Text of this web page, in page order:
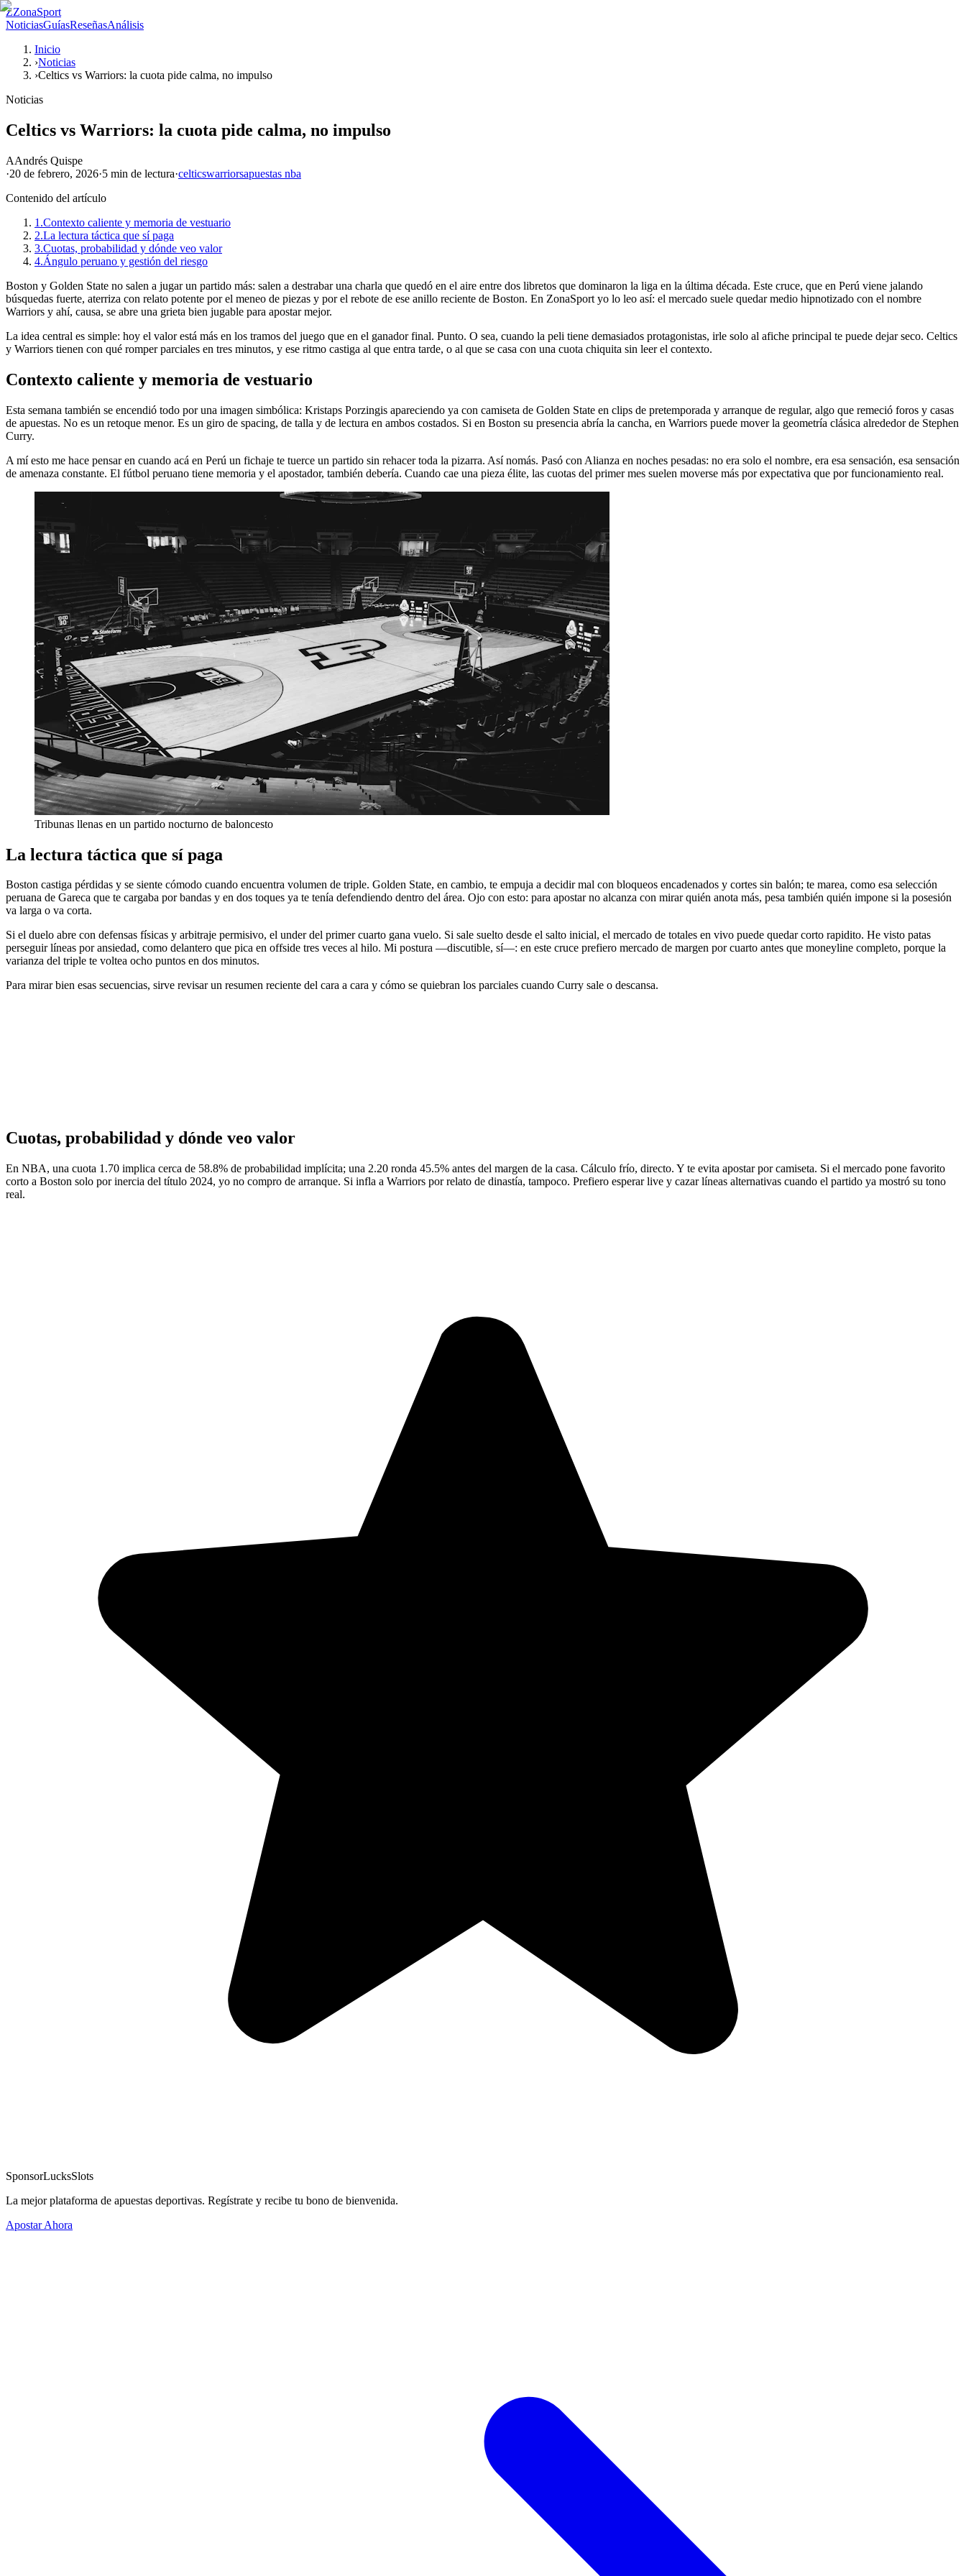
ZZonaSport
NoticiasGuíasReseñasAnálisis
Inicio
›Noticias
›Celtics vs Warriors: la cuota pide calma, no impulso
Noticias
Celtics vs Warriors: la cuota pide calma, no impulso
AAndrés Quispe
·20 de febrero, 2026·5 min de lectura·celticswarriorsapuestas nba
Contenido del artículo
1.Contexto caliente y memoria de vestuario
2.La lectura táctica que sí paga
3.Cuotas, probabilidad y dónde veo valor
4.Ángulo peruano y gestión del riesgo
Boston y Golden State no salen a jugar un partido más: salen a destrabar una charla que quedó en el aire entre dos libretos que dominaron la liga en la última década. Este cruce, que en Perú viene jalando
búsquedas fuerte, aterriza con relato potente por el meneo de piezas y por el rebote de ese anillo reciente de Boston. En ZonaSport yo lo leo así: el mercado suele quedar medio hipnotizado con el nombre
Warriors y ahí, causa, se abre una grieta bien jugable para apostar mejor.
La idea central es simple: hoy el valor está más en los tramos del juego que en el ganador final. Punto. O sea, cuando la peli tiene demasiados protagonistas, irle solo al afiche principal te puede dejar seco. Celtics
y Warriors tienen con qué romper parciales en tres minutos, y ese ritmo castiga al que entra tarde, o al que se casa con una cuota chiquita sin leer el contexto.
Contexto caliente y memoria de vestuario
Esta semana también se encendió todo por una imagen simbólica: Kristaps Porzingis apareciendo ya con camiseta de Golden State en clips de pretemporada y arranque de regular, algo que remeció foros y casas
de apuestas. No es un retoque menor. Es un giro de spacing, de talla y de lectura en ambos costados. Si en Boston su presencia abría la cancha, en Warriors puede mover la geometría clásica alrededor de Stephen
Curry.
A mí esto me hace pensar en cuando acá en Perú un fichaje te tuerce un partido sin rehacer toda la pizarra. Así nomás. Pasó con Alianza en noches pesadas: no era solo el nombre, era esa sensación, esa sensación
de amenaza constante. El fútbol peruano tiene memoria y el apostador, también debería. Cuando cae una pieza élite, las cuotas del primer mes suelen moverse más por expectativa que por funcionamiento real.
Tribunas llenas en un partido nocturno de baloncesto
La lectura táctica que sí paga
Boston castiga pérdidas y se siente cómodo cuando encuentra volumen de triple. Golden State, en cambio, te empuja a decidir mal con bloqueos encadenados y cortes sin balón; te marea, como esa selección
peruana de Gareca que te cargaba por bandas y en dos toques ya te tenía defendiendo dentro del área. Ojo con esto: para apostar no alcanza con mirar quién anota más, pesa también quién impone si la posesión
va larga o va corta.
Si el duelo abre con defensas físicas y arbitraje permisivo, el under del primer cuarto gana vuelo. Si sale suelto desde el salto inicial, el mercado de totales en vivo puede quedar corto rapidito. He visto patas
perseguir líneas por ansiedad, como delantero que pica en offside tres veces al hilo. Mi postura —discutible, sí—: en este cruce prefiero mercado de margen por cuarto antes que moneyline completo, porque la
varianza del triple te voltea ocho puntos en dos minutos.
Para mirar bien esas secuencias, sirve revisar un resumen reciente del cara a cara y cómo se quiebran los parciales cuando Curry sale o descansa.
Cuotas, probabilidad y dónde veo valor
En NBA, una cuota 1.70 implica cerca de 58.8% de probabilidad implícita; una 2.20 ronda 45.5% antes del margen de la casa. Cálculo frío, directo. Y te evita apostar por camiseta. Si el mercado pone favorito
corto a Boston solo por inercia del título 2024, yo no compro de arranque. Si infla a Warriors por relato de dinastía, tampoco. Prefiero esperar live y cazar líneas alternativas cuando el partido ya mostró su tono
real.
SponsorLucksSlots
La mejor plataforma de apuestas deportivas. Regístrate y recibe tu bono de bienvenida.
Apostar Ahora